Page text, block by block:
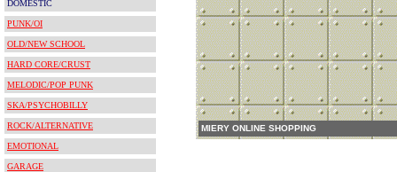
DOMESTIC
PUNK/OI
OLD/NEW SCHOOL
HARD CORE/CRUST
MELODIC/POP PUNK
SKA/PSYCHOBILLY
ROCK/ALTERNATIVE
EMOTIONAL
GARAGE
MIERY ONLINE SHOPPING